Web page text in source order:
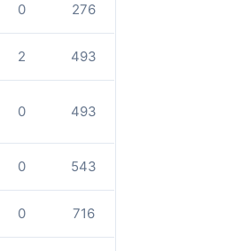
0 276
2 493
0 493
0 543
0 716